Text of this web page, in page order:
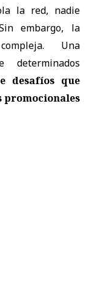
la red, nadie
embargo, la
Una
determinados
desafíos que
promocionales